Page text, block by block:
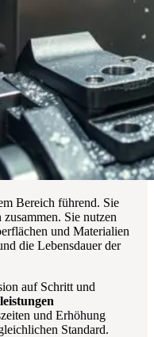
Bereich führend. Sie
Sie nutzen
und Materialien
die Lebensdauer der
auf Schritt und
und Erhöhung
Standard.